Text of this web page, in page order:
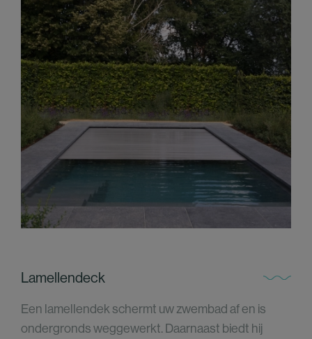
Lamellendeck
Een lamellendek schermt uw zwembad af en is
ondergronds weggewerkt. Daarnaast biedt hij